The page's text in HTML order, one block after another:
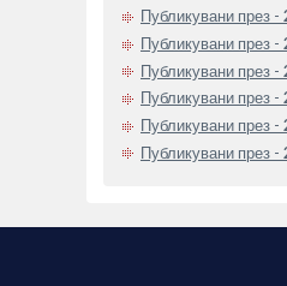
Публикувани през -
Публикувани през -
Публикувани през -
Публикувани през -
Публикувани през -
Публикувани през -